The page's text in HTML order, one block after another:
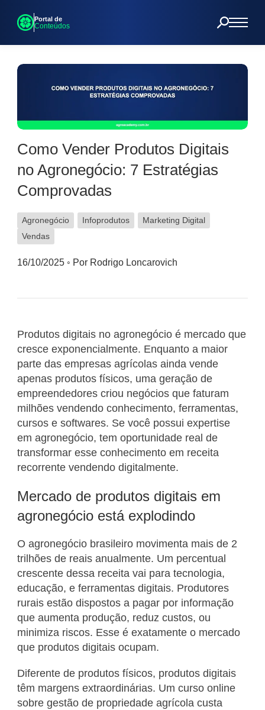
Portal de
Conteúdos
Como Vender Produtos Digitais
no Agronegócio: 7 Estratégias
Comprovadas
Agronegócio Infoprodutos
Marketing Digital
Vendas
16/10/2025 ◦ Por Rodrigo Loncarovich
Produtos digitais no agronegócio é mercado que
cresce exponencialmente. Enquanto a maior
parte das empresas agrícolas ainda vende
apenas produtos físicos, uma geração de
empreendedores criou negócios que faturam
milhões vendendo conhecimento, ferramentas,
cursos e softwares. Se você possui expertise
em agronegócio, tem oportunidade real de
transformar esse conhecimento em receita
recorrente vendendo digitalmente.
Mercado de produtos digitais em
agronegócio está explodindo
O agronegócio brasileiro movimenta mais de 2
trilhões de reais anualmente. Um percentual
crescente dessa receita vai para tecnologia,
educação, e ferramentas digitais. Produtores
rurais estão dispostos a pagar por informação
que aumenta produção, reduz custos, ou
minimiza riscos. Esse é exatamente o mercado
que produtos digitais ocupam.
Diferente de produtos físicos, produtos digitais
têm margens extraordinárias. Um curso online
sobre gestão de propriedade agrícola custa